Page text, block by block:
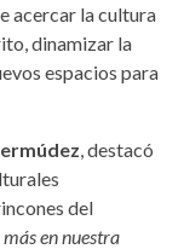
acercar la cultura
dinamizar la
espacios para
, destacó
del
en nuestra